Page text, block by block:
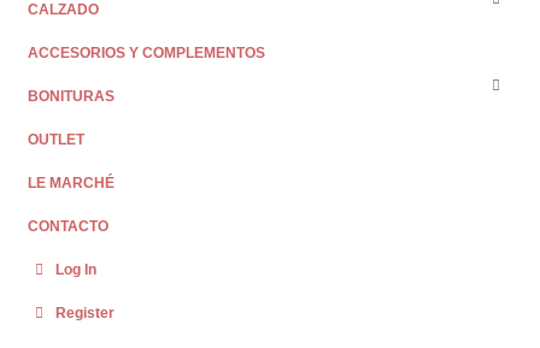
CALZADO
ACCESORIOS Y COMPLEMENTOS
BONITURAS
OUTLET
LE MARCHÉ
CONTACTO
Log In
Register